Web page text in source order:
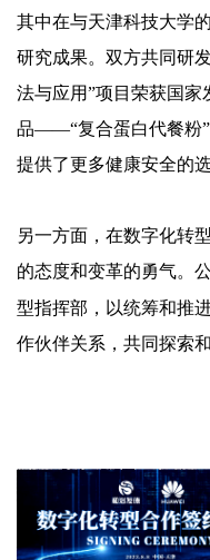
其中在与天津科技大学
研究成果。双方共同研
法与应用”项目荣获国
品——“复合蛋白代餐粉
提供了更多健康安全的选
另一方面，在数字化转
的态度和变革的勇气。
型指挥部，以统筹和推
作伙伴关系，共同探索